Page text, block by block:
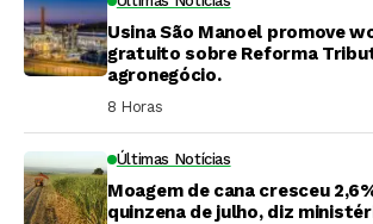
Usina São Manoel promove
gratuito sobre Reforma
agronegócio.
8 Horas ⁮
Últimas Notícias
Moagem de cana cresceu
quinzena de julho, diz